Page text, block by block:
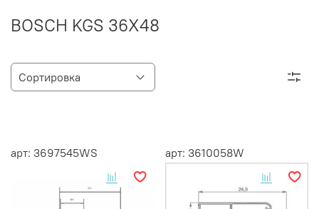
BOSCH KGS 36X48
арт: 3697545WS арт: 3610058W